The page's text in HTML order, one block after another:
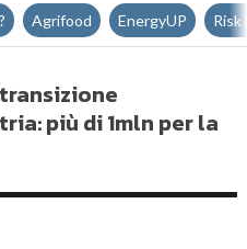
Agrifood EnergyUP Risk
più di 1mln per la